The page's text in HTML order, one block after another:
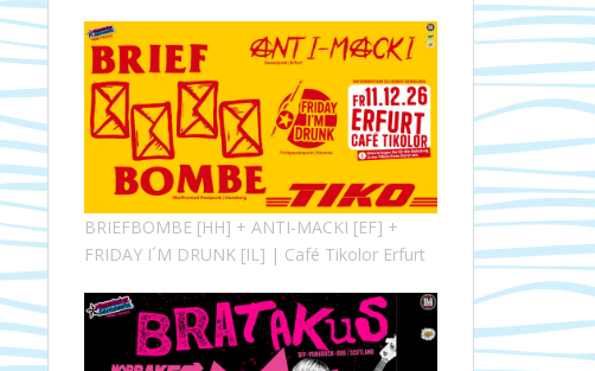
BRIEFBOMBE [HH] + ANTI-MACKI [EF] +
FRIDAY I´M DRUNK [IL] | Café Tikolor Erfurt